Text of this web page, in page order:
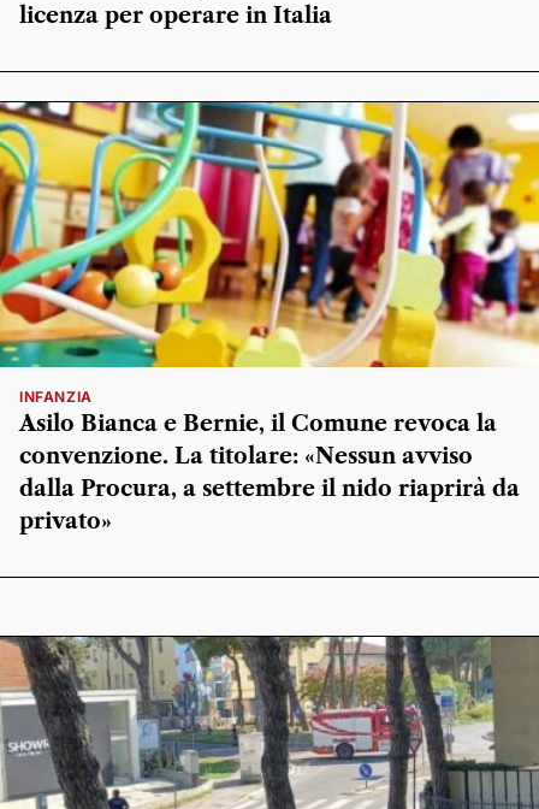
licenza per operare in Italia
INFANZIA
Asilo Bianca e Bernie, il Comune revoca la
convenzione. La titolare: «Nessun avviso
dalla Procura, a settembre il nido riaprirà da
privato»